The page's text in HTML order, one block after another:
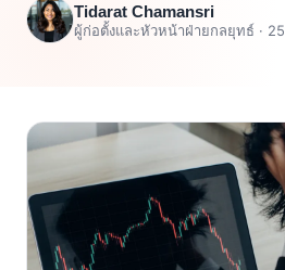
Tidarat Chamansri
ผู้ก่อตั้งและหัวหน้าฝ่ายกลยุทธ์ ·